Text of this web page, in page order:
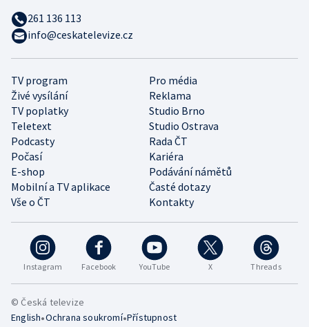
Instagram Facebook YouTube X Threads
TV program
Pro média
Živé vysílání
Reklama
TV poplatky
Studio Brno
Teletext
Studio Ostrava
Podcasty
Rada ČT
Počasí
Kariéra
E-shop
Podávání námětů
Mobilní a TV aplikace
Časté dotazy
Vše o ČT
Kontakty
261 136 113
info@ceskatelevize.cz
© Česká televize
English•Ochrana soukromí•Přístupnost